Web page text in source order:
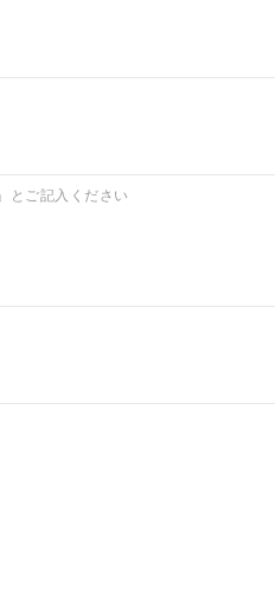
とご記入ください